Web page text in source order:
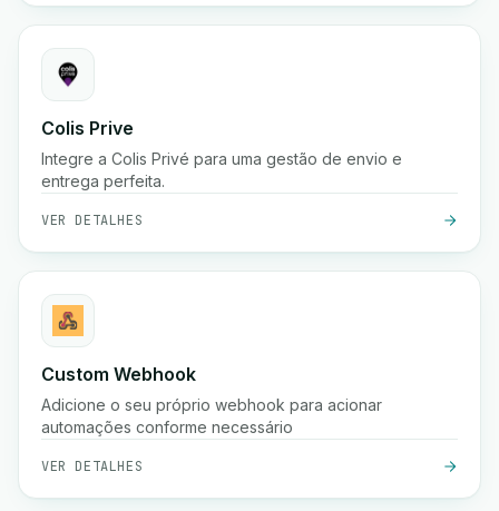
Colis Prive
Integre a Colis Privé para uma gestão de envio e
entrega perfeita.
VER DETALHES
Custom Webhook
Adicione o seu próprio webhook para acionar
automações conforme necessário
VER DETALHES